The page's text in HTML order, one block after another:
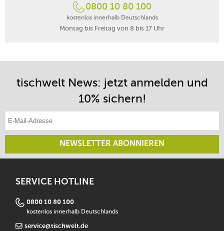
0800 10 80 100
kostenlos innerhalb Deutschlands
Montag bis Freitag von 8 bis 17 Uhr
tischwelt News: jetzt anmelden und
10% sichern!
NEWSLETTER ABONNIEREN
SERVICE HOTLINE
0800 10 80 100
kostenlos innerhalb Deutschlands
service@tischwelt.de